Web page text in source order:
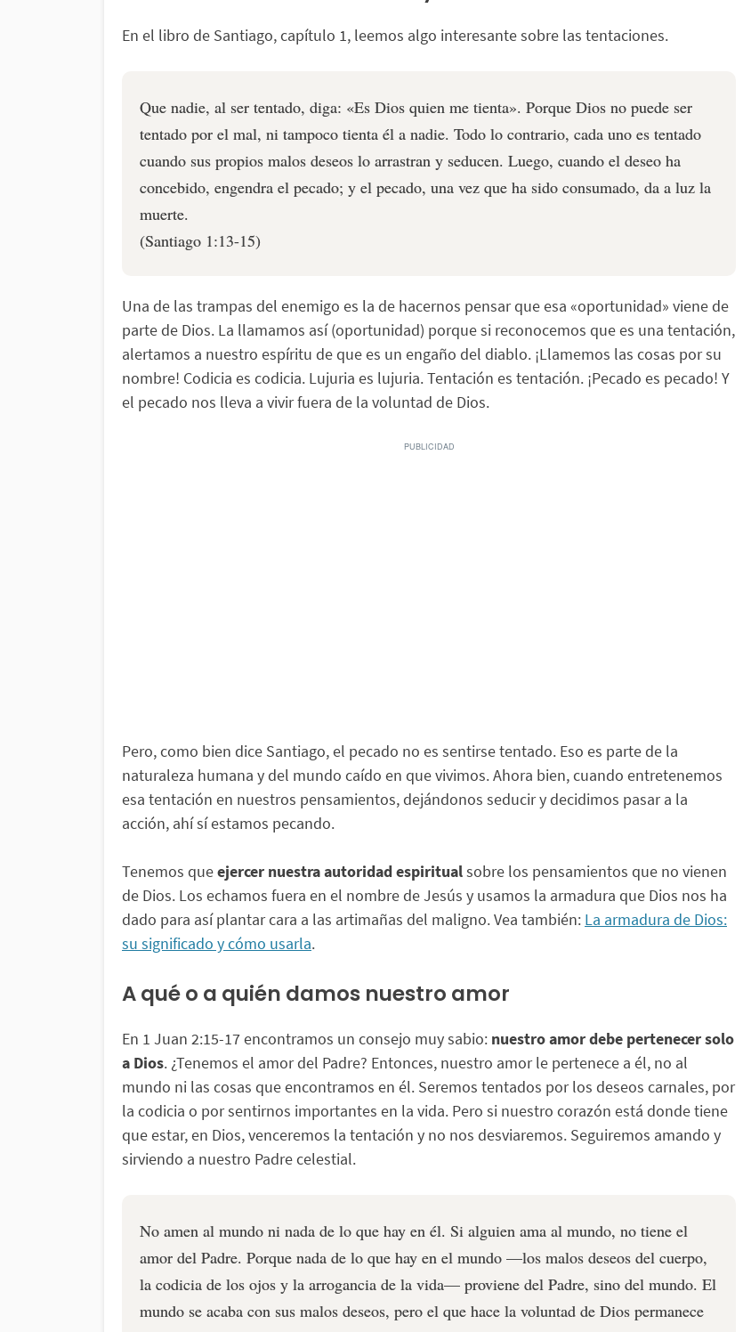
En el libro de Santiago, capítulo 1, leemos algo interesante sobre las tentaciones.
Que nadie, al ser tentado, diga: «Es Dios quien me tienta». Porque Dios no puede ser
tentado por el mal, ni tampoco tienta él a nadie. Todo lo contrario, cada uno es tentado
cuando sus propios malos deseos lo arrastran y seducen. Luego, cuando el deseo ha
concebido, engendra el pecado; y el pecado, una vez que ha sido consumado, da a luz la
muerte.
(Santiago 1:13-15)
Una de las trampas del enemigo es la de hacernos pensar que esa «oportunidad» viene de
parte de Dios. La llamamos así (oportunidad) porque si reconocemos que es una tentación,
alertamos a nuestro espíritu de que es un engaño del diablo. ¡Llamemos las cosas por su
nombre! Codicia es codicia. Lujuria es lujuria. Tentación es tentación. ¡Pecado es pecado! Y
el pecado nos lleva a vivir fuera de la voluntad de Dios.
Pero, como bien dice Santiago, el pecado no es sentirse tentado. Eso es parte de la
naturaleza humana y del mundo caído en que vivimos. Ahora bien, cuando entretenemos
esa tentación en nuestros pensamientos, dejándonos seducir y decidimos pasar a la
acción, ahí sí estamos pecando.
Tenemos queejercer nuestra autoridad espiritualsobre los pensamientos que no vienen
de Dios. Los echamos fuera en el nombre de Jesús y usamos la armadura que Dios nos ha
dado para así plantar cara a las artimañas del maligno. Vea también: La armadura de Dios:
su significado y cómo usarla.
A qué o a quién damos nuestro amor
En 1 Juan 2:15-17 encontramos un consejo muy sabio: nuestro amor debe pertenecer solo
a Dios. ¿Tenemos el amor del Padre? Entonces, nuestro amor le pertenece a él, no al
mundo ni las cosas que encontramos en él. Seremos tentados por los deseos carnales, por
la codicia o por sentirnos importantes en la vida. Pero si nuestro corazón está donde tiene
que estar, en Dios, venceremos la tentación y no nos desviaremos. Seguiremos amando y
sirviendo a nuestro Padre celestial.
No amen al mundo ni nada de lo que hay en él. Si alguien ama al mundo, no tiene el
amor del Padre. Porque nada de lo que hay en el mundo —los malos deseos del cuerpo,
la codicia de los ojos y la arrogancia de la vida— proviene del Padre, sino del mundo. El
mundo se acaba con sus malos deseos, pero el que hace la voluntad de Dios permanece